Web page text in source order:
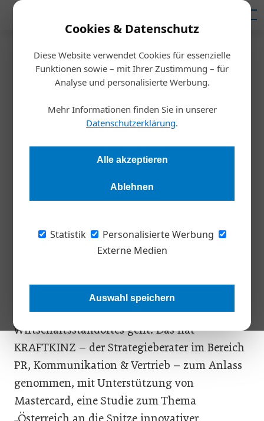
Cookies & Datenschutz
Diese Website verwendet Cookies für essenzielle
Funktionen sowie – mit Ihrer Zustimmung – für
Analyse und personalisierte Werbung.
Mehr Informationen finden Sie in unserer
Datenschutzerklärung.
Alle akzeptieren
Ablehnen
Statistik
Personalisierte Werbung
Externe Medien
Auswahl speichern
Startseite/Inspiration
Debit Mastercard – Eine neue
Karte für Österreich
Eine neue Studie belegt, dass vor allem junge Menschen und
Startup-GründerInnen die Innovation im Digital Payment
und Sparkassen mit der Einführung des Zahlungsmittel Debit
Mastercard beitragen.
Technologien im Payment entscheidend sind,
wenn es um die Sicherung des
Wirtschaftsstandortes geht. Das hat
KRAFTKINZ – der Strategieberater im Bereich
PR, Kommunikation & Vertrieb – zum Anlass
genommen, mit Unterstützung von
Mastercard, eine Studie zum Thema